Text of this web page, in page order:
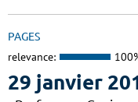
PAGES
relevance:
29 janvier